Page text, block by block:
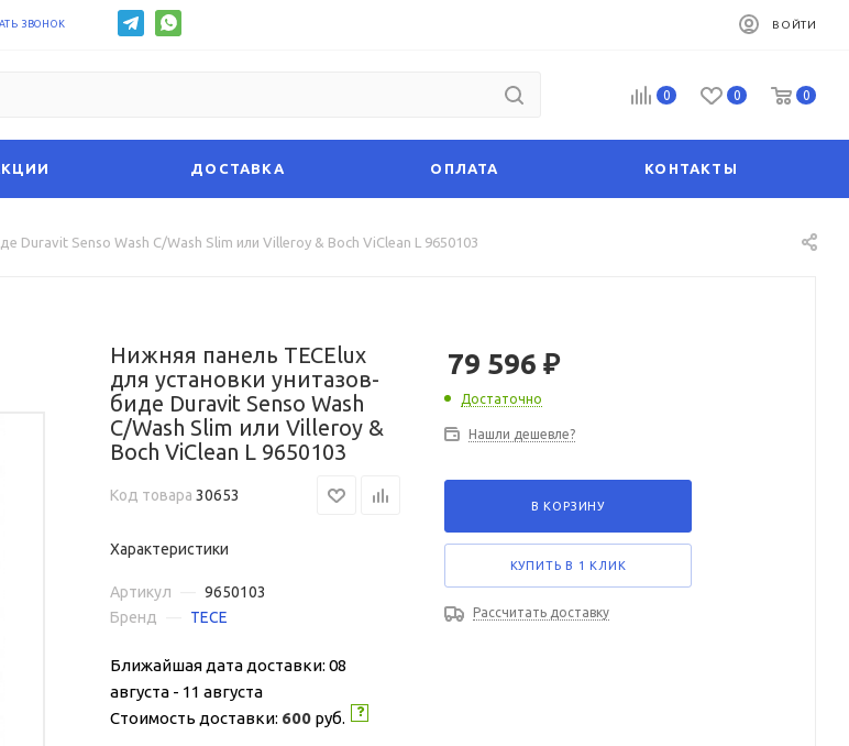
ЗВОНОК ВОЙТИ
0 0 0
ДОСТАВКА ОПЛАТА КОНТАКТЫ
Duravit Senso Wash C/Wash Slim или Villeroy & Boch ViClean L 9650103
Нижняя панель TECElux
для установки унитазов-
биде Duravit Senso Wash
C/Wash Slim или Villeroy &
Boch ViClean L 9650103
Код товара 30653
Характеристики
Артикул
9650103
Бренд
TECE
Ближайшая дата доставки: 08
августа - 11 августа
Стоимость доставки: 600 руб.
79 596 ₽
Достаточно
Нашли дешевле?
В КОРЗИНУ
КУПИТЬ В 1 КЛИК
Рассчитать доставку